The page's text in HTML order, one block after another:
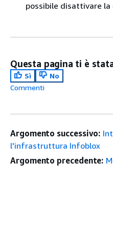
possibile disattivare
Questa pagina ti è
Sì
No
Commenti
Argomento successivo:
l'infrastruttura Infoblox
Argomento precedente: